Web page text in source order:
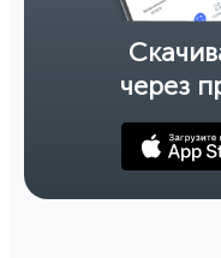
через